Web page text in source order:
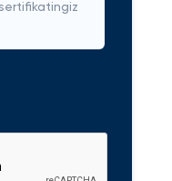
sertifikatingiz